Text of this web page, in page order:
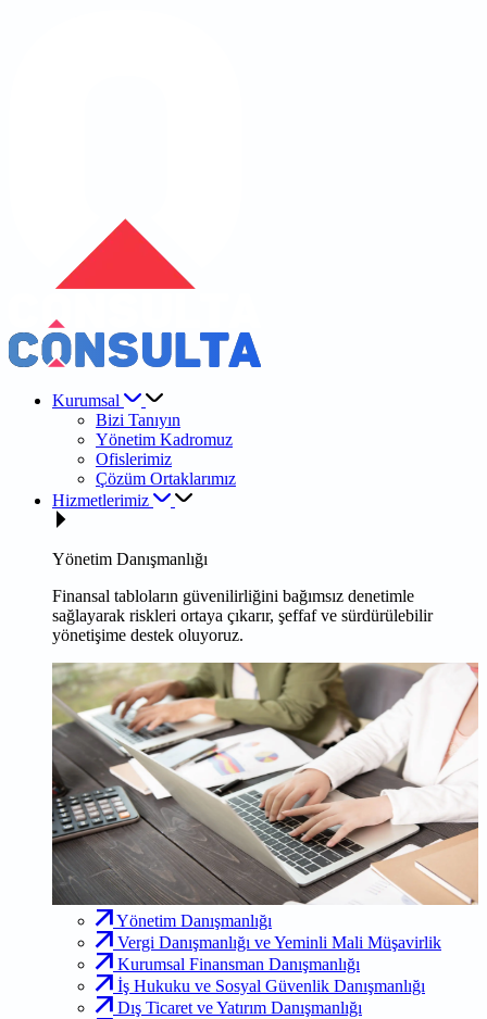
Kurumsal
Bizi Tanıyın
Yönetim Kadromuz
Ofislerimiz
Çözüm Ortaklarımız
Hizmetlerimiz
Yönetim Danışmanlığı
Finansal tabloların güvenilirliğini bağımsız denetimle
sağlayarak riskleri ortaya çıkarır, şeffaf ve sürdürülebilir
yönetişime destek oluyoruz.
Yönetim Danışmanlığı
Vergi Danışmanlığı ve Yeminli Mali Müşavirlik
Kurumsal Finansman Danışmanlığı
İş Hukuku ve Sosyal Güvenlik Danışmanlığı
Dış Ticaret ve Yatırım Danışmanlığı